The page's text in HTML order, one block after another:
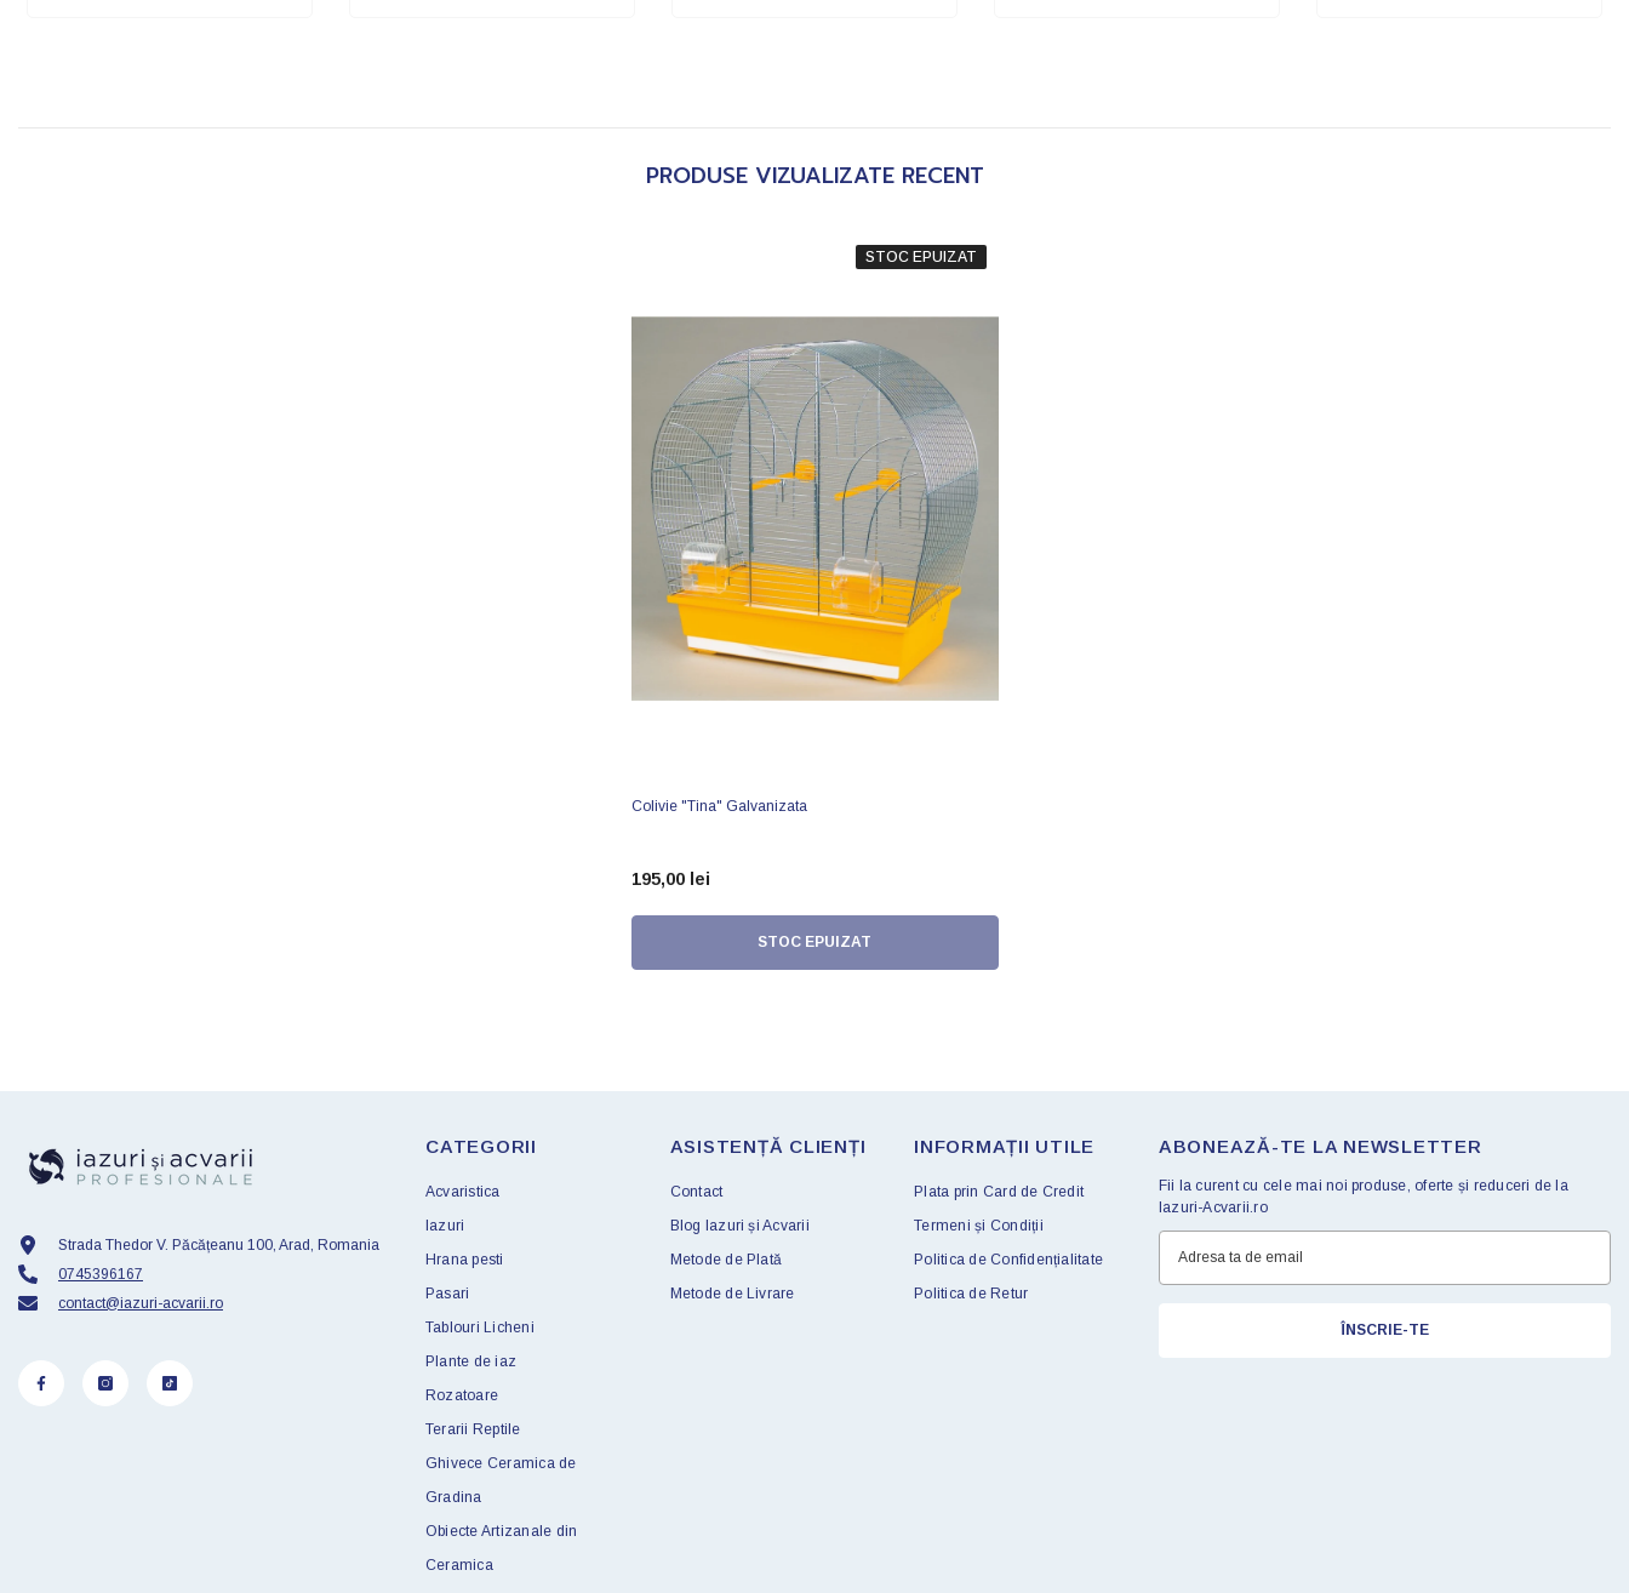
PRODUSE VIZUALIZATE RECENT
STOC EPUIZAT
Colivie "Tina" Galvanizata
195,00 lei
STOC EPUIZAT
Strada Thedor V. Păcățeanu 100, Arad, Romania
0745396167
contact@iazuri-acvarii.ro
CATEGORII
Acvaristica
Iazuri
Hrana pesti
Pasari
Tablouri Licheni
Plante de iaz
Rozatoare
Terarii Reptile
Ghivece Ceramica de
Gradina
Obiecte Artizanale din
Ceramica
ASISTENȚĂ CLIENȚI
Contact
Blog Iazuri și Acvarii
Metode de Plată
Metode de Livrare
INFORMAȚII UTILE
Plata prin Card de Credit
Termeni și Condiții
Politica de Confidențialitate
Politica de Retur
ABONEAZĂ-TE LA NEWSLETTER
Fii la curent cu cele mai noi produse, oferte și reduceri de la
Iazuri-Acvarii.ro
ÎNSCRIE-TE